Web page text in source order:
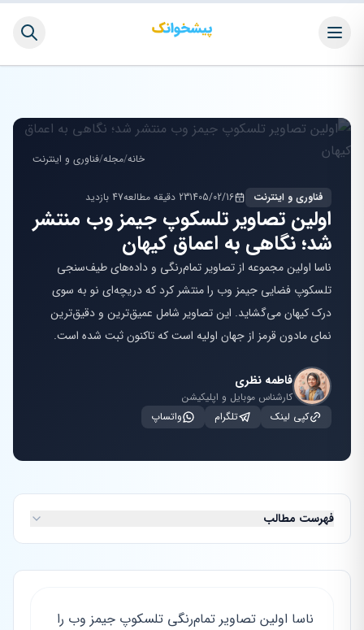
خانه/مجله/فناوری و اینترنت
فناوری و اینترنت 1405/02/1623 دقیقه مطالعه 47 بازدید
اولین تصاویر تلسکوپ جیمز وب منتشر
شد؛ نگاهی به اعماق کیهان
ناسا اولین مجموعه از تصاویر تمام‌رنگی و داده‌های طیف‌سنجی
تلسکوپ فضایی جیمز وب را منتشر کرد که دریچه‌ای نو به سوی
درک کیهان می‌گشاید. این تصاویر شامل عمیق‌ترین و دقیق‌ترین
نمای مادون قرمز از جهان اولیه است که تاکنون ثبت شده است.
فاطمه نظری
کارشناس موبایل و اپلیکیشن
کپی لینک
تلگرام واتساپ
فهرست مطالب
ناسا اولین تصاویر تمام‌رنگی تلسکوپ جیمز وب را